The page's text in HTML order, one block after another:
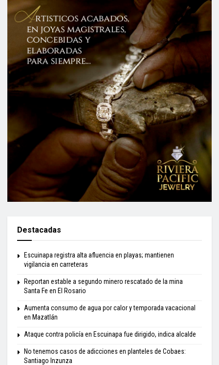
Destacadas
Escuinapa registra alta afluencia en playas; mantienen
vigilancia en carreteras
Reportan estable a segundo minero rescatado de la mina
Santa Fe en El Rosario
Aumenta consumo de agua por calor y temporada vacacional
en Mazatlán
Ataque contra policía en Escuinapa fue dirigido, indica alcalde
No tenemos casos de adicciones en planteles de Cobaes:
Santiago Inzunza